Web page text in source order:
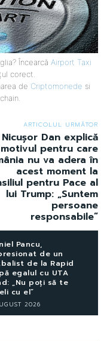
Încearcă Airport Taxi
corect.
de Criptomonede si
ARTICOLUL URMĂTOR
Nicușor Dan explică
motivul pentru care
nu va adera în
acest moment la
pentru Pace al
lui Trump: „Suntem
persoane
responsabile”
Pancu,
de un
de la Rapid
egalul cu UTA
„Nu poți să te
cu el”
2026